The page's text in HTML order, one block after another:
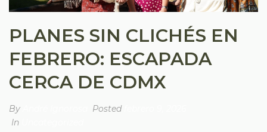
PLANES SIN CLICHÉS EN
FEBRERO: ESCAPADA
CERCA DE CDMX
By Posted
In